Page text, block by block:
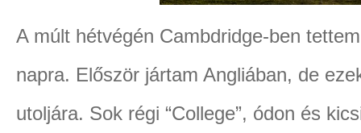
A múlt hétvégén Cambdridge-ben
napra. Először jártam Angliában, de
utoljára. Sok régi “College”, ódon és